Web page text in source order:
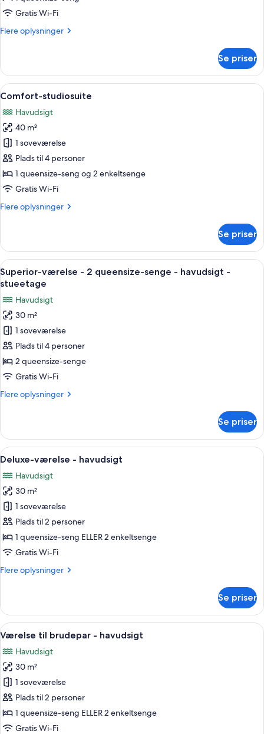
Gratis Wi-Fi
Flere oplysninger
Flere
studiolejlighed
Se priser
Indlæs
alle
billeder
af
Comfort-
studiosuite
Et soveværelse med en stor seng, en
10
Comfort-studiosuite
Havudsigt
40 m²
1 soveværelse
Plads til 4 personer
1 queensize-seng og 2 enkeltsenge
Gratis Wi-Fi
Flere oplysninger
Flere
studiosuite
Se priser
Indlæs
alle
billeder
af
Superior-
værelse
-
2
queensize-
-
stueetage
Et hotelværelse med en seng, et
9
Superior-værelse - 2 queensize-senge - havudsigt -
stueetage
Havudsigt
30 m²
1 soveværelse
Plads til 4 personer
2 queensize-senge
Gratis Wi-Fi
Flere oplysninger
Flere
værelse
2
senge
havudsigt
stueetage
Se priser
Indlæs
alle
billeder
af
Deluxe-
værelse
-
havudsigt
Et hotelværelse med en stor seng,
5
Deluxe-værelse - havudsigt
Havudsigt
30 m²
1 soveværelse
Plads til 2 personer
1 queensize-seng ELLER 2 enkeltsenge
Gratis Wi-Fi
Flere oplysninger
Flere
værelse
havudsigt
Se priser
Indlæs
alle
billeder
af
Værelse
til
brudepar
-
En balkon med et bord og stole
9
Værelse til brudepar - havudsigt
Havudsigt
30 m²
1 soveværelse
Plads til 2 personer
1 queensize-seng ELLER 2 enkeltsenge
Gratis Wi-Fi